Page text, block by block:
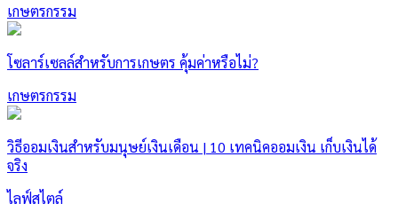
เกษตรกรรม
โซลาร์เซลล์สำหรับการเกษตร คุ้มค่าหรือไม่?
เกษตรกรรม
วิธีออมเงินสำหรับมนุษย์เงินเดือน | 10 เทคนิคออมเงิน เก็บเงินได้
จริง
ไลฟ์สไตล์